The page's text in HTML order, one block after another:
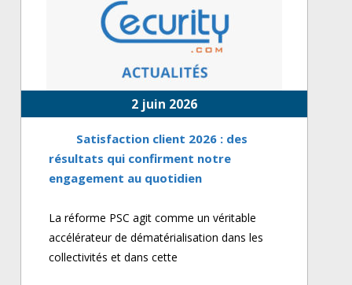
2 juin 2026
Satisfaction client 2026 : des
résultats qui confirment notre
engagement au quotidien
La réforme PSC agit comme un véritable
accélérateur de dématérialisation dans les
collectivités et dans cette